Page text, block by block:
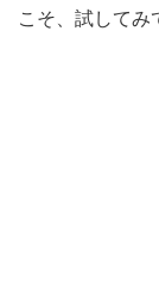
こそ、試してみ